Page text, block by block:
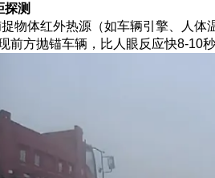
探测
物体红外热源（如车辆引擎、人
前方抛锚车辆，比人眼反应快8-10